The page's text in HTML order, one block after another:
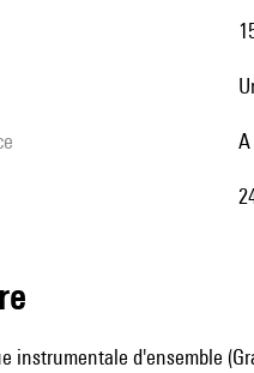
instrumentale d'ensemble